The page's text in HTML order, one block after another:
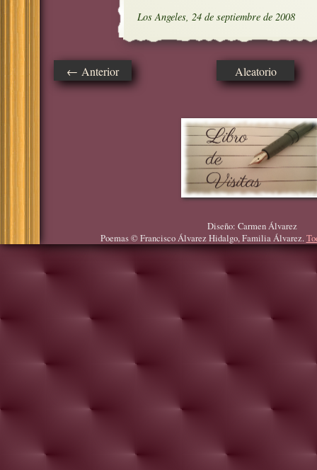
Los Angeles, 24 de septiembre de 2008
← Anterior Aleatorio
Diseño: Carmen Álvarez
Poemas © Francisco Álvarez Hidalgo, Familia Álvarez.